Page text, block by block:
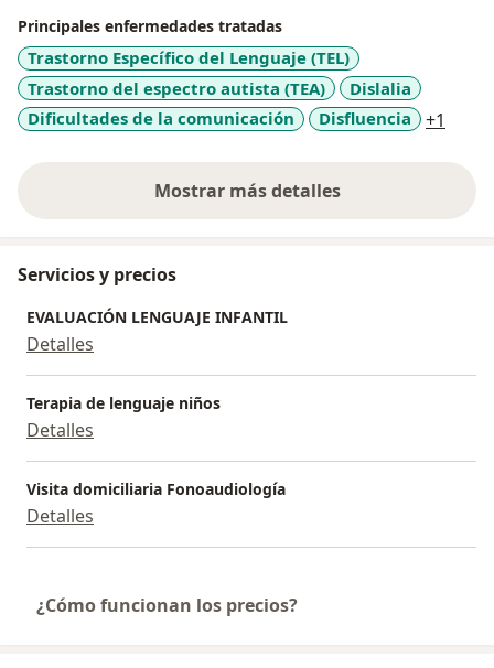
el desarrollo del lenguaje.
Diseño experiencias educativas destinadas a
empoderar a las mamás para que puedan impactar el
desarrollo del lenguaje de sus niños y niñas desde su
Principales enfermedades tratadas
Trastorno Específico del Lenguaje (TEL)
Trastorno del espectro autista (TEA)
Dislalia
Dificultades de la comunicación
Disfluencia +1
Mostrar más detalles
sobre la experiencia
Servicios y precios
EVALUACIÓN LENGUAJE INFANTIL
Detalles
Terapia de lenguaje niños
Detalles
Visita domiciliaria Fonoaudiología
Detalles
¿Cómo funcionan los precios?